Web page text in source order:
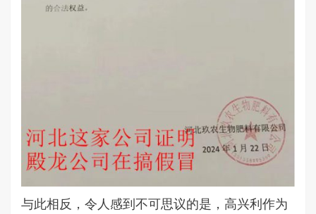
与此相反，令人感到不可思议的是，高兴利作为